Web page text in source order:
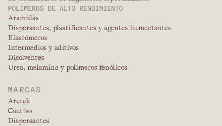
POLÍMEROS DE ALTO RENDIMIENTO
Aramidas
Dispersantes, plastificantes y agentes humectantes
Elastómeros
Intermedios y aditivos
Disolventes
Urea, melamina y polímeros fenólicos
MARCAS
Arctek
Cautivo
Dispersantes